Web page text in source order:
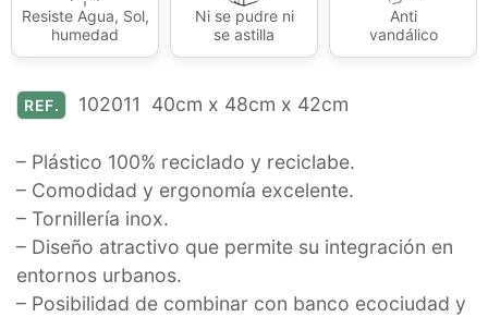
Resiste Agua, Sol,
humedad
Ni se pudre ni
se astilla
Anti
vandálico
REF. 102011 40cm x 48cm x 42cm
– Plástico 100% reciclado y reciclabe.
– Comodidad y ergonomía excelente.
– Tornillería inox.
– Diseño atractivo que permite su integración en
entornos urbanos.
– Posibilidad de combinar con banco ecociudad y